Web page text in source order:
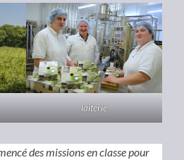
laiterie
des missions en classe pour